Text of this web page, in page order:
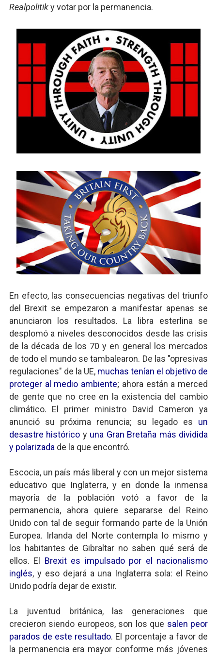
Realpolitiky votar por la permanencia.
En efecto, las consecuencias negativas del triunfo
del Brexit se empezaron a manifestar apenas se
anunciaron los resultados. La libra esterlina se
desplomó a niveles desconocidos desde las crisis
de la década de los 70 y en general los mercados
de todo el mundo se tambalearon. De las "opresivas
regulaciones" de la UE, muchas tenían el objetivo de
proteger al medio ambiente; ahora están a merced
de gente que no cree en la existencia del cambio
climático. El primer ministro David Cameron ya
anunció su próxima renuncia; su legado es un
desastre histórico y una Gran Bretaña más dividida
y polarizada de la que encontró.
Escocia, un país más liberal y con un mejor sistema
educativo que Inglaterra, y en donde la inmensa
mayoría de la población votó a favor de la
permanencia, ahora quiere separarse del Reino
Unido con tal de seguir formando parte de la Unión
Europea. Irlanda del Norte contempla lo mismo y
los habitantes de Gibraltar no saben qué será de
ellos. El Brexit es impulsado por el nacionalismo
inglés, y eso dejará a una Inglaterra sola: el Reino
Unido podría dejar de existir.
La juventud británica, las generaciones que
crecieron siendo europeos, son los que salen peor
parados de este resultado. El porcentaje a favor de
la permanencia era mayor conforme más jóvenes